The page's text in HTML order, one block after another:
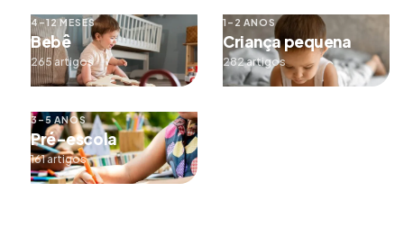
4–12 MESES
Bebê
265 artigos
1–2 ANOS
Criança pequena
282 artigos
3–5 ANOS
Pré-escola
161 artigos